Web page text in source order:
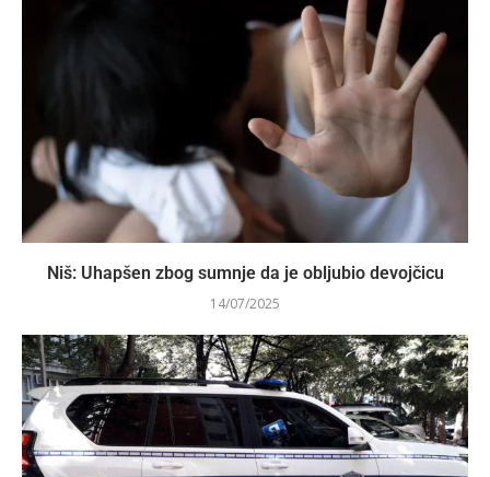
Niš: Uhapšen zbog sumnje da je oblјubio devojčicu
14/07/2025